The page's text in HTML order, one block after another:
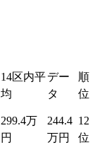
14区内平
均
デー
タ
順
位
299.4万
円
244.4
万円
12
位